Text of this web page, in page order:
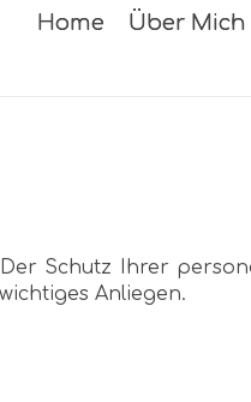
Home Über Mich
Schutz Ihrer
Anliegen.